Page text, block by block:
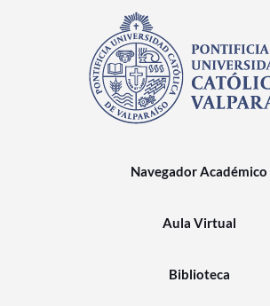
Navegador Académico
Aula Virtual
Biblioteca